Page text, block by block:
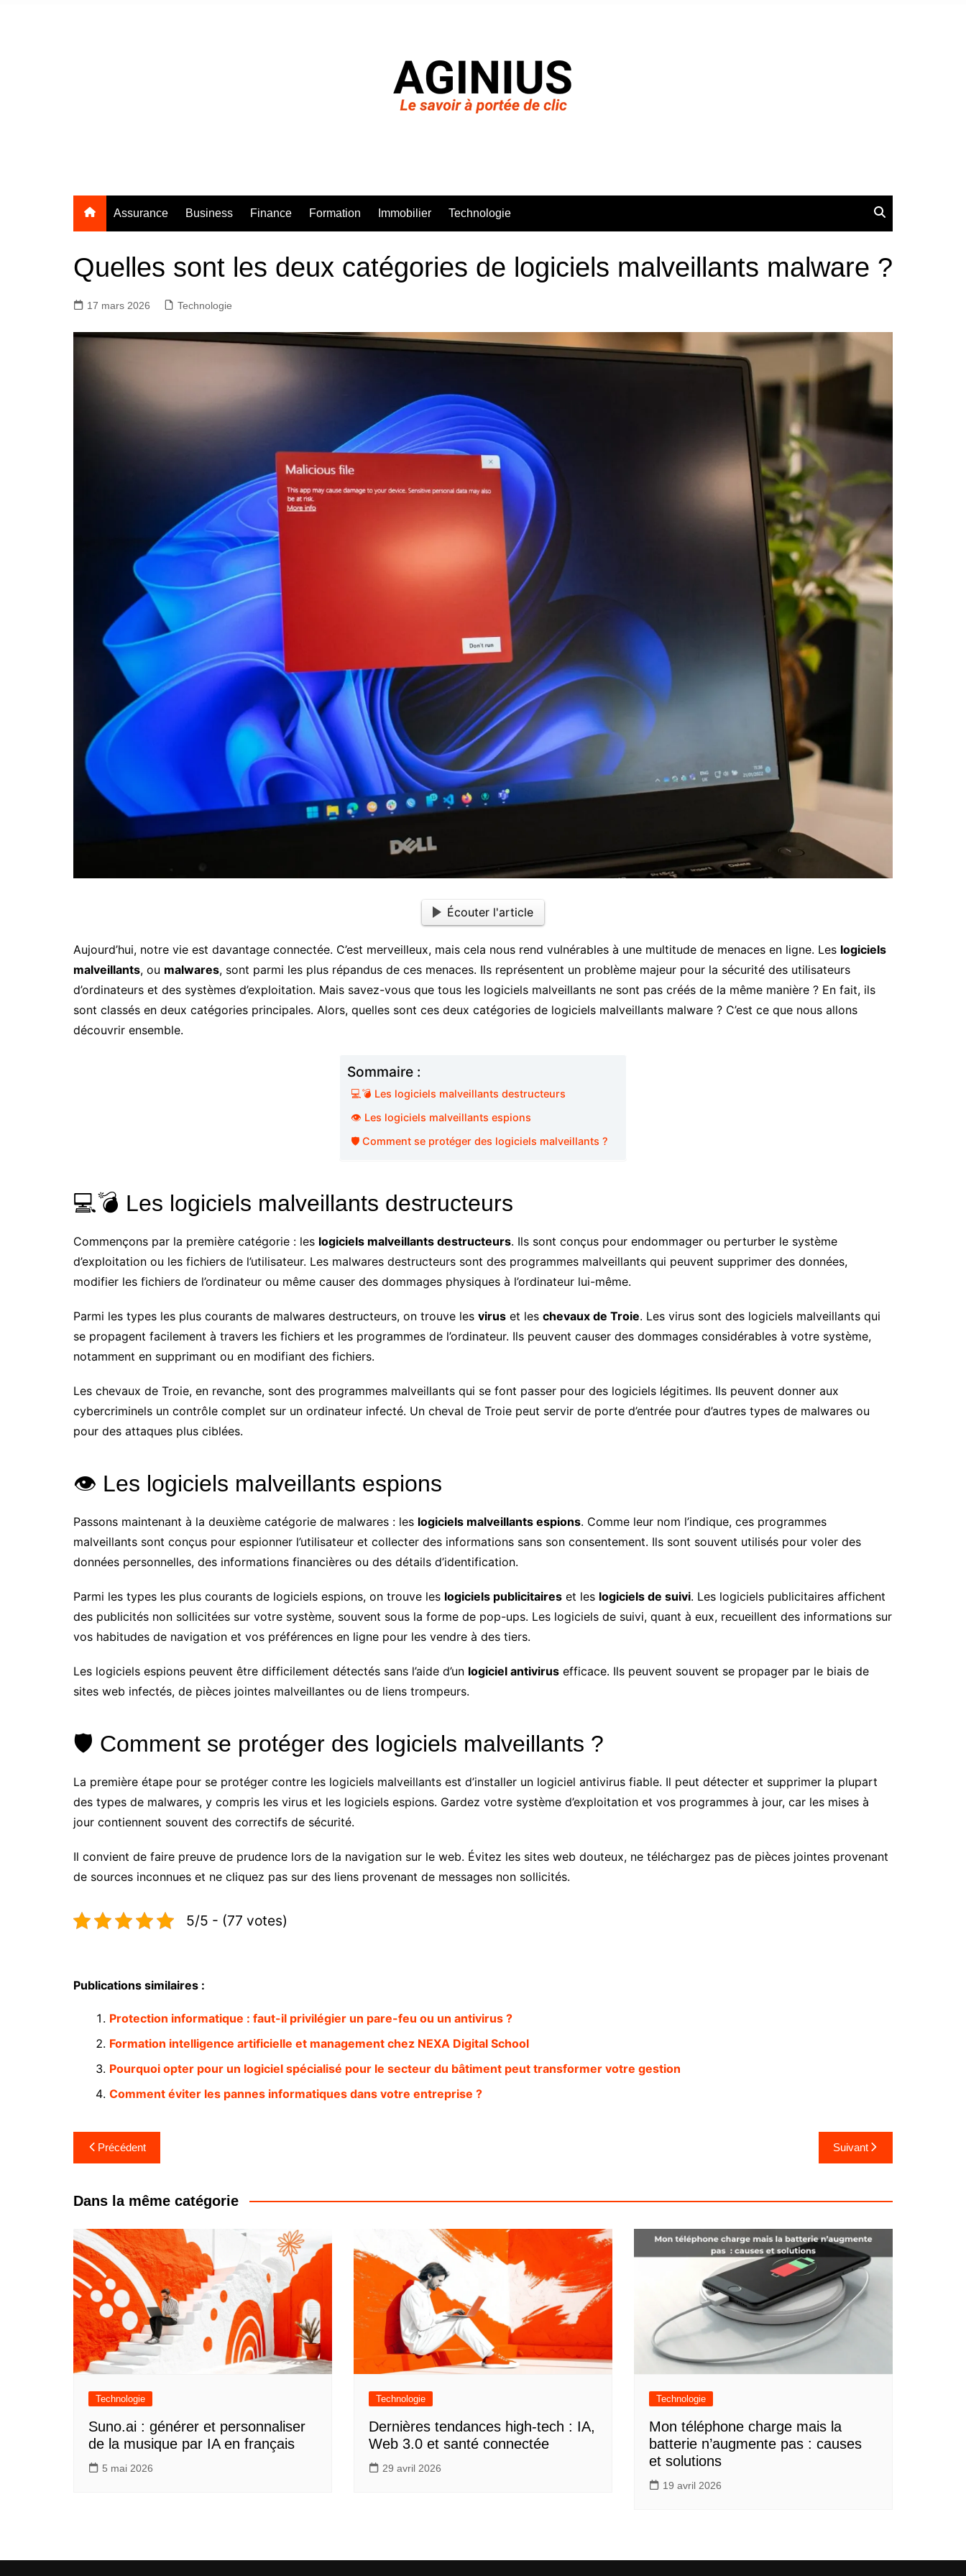
Assurance Business Finance Formation Immobilier Technologie
Quelles sont les deux catégories de logiciels malveillants malware ?
17 mars 2026 Technologie
Écouter l'article
Aujourd’hui, notre vie est davantage connectée. C’est merveilleux, mais cela nous rend vulnérables à une multitude de menaces en ligne. Les logiciels
malveillants, ou malwares, sont parmi les plus répandus de ces menaces. Ils représentent un problème majeur pour la sécurité des utilisateurs
d’ordinateurs et des systèmes d’exploitation. Mais savez-vous que tous les logiciels malveillants ne sont pas créés de la même manière ? En fait, ils
sont classés en deux catégories principales. Alors, quelles sont ces deux catégories de logiciels malveillants malware ? C’est ce que nous allons
découvrir ensemble.
Sommaire :
💻💣 Les logiciels malveillants destructeurs
👁️ Les logiciels malveillants espions
🛡️ Comment se protéger des logiciels malveillants ?
💻💣 Les logiciels malveillants destructeurs
Commençons par la première catégorie : les logiciels malveillants destructeurs. Ils sont conçus pour endommager ou perturber le système
d’exploitation ou les fichiers de l’utilisateur. Les malwares destructeurs sont des programmes malveillants qui peuvent supprimer des données,
modifier les fichiers de l’ordinateur ou même causer des dommages physiques à l’ordinateur lui-même.
Parmi les types les plus courants de malwares destructeurs, on trouve les virus et les chevaux de Troie. Les virus sont des logiciels malveillants qui
se propagent facilement à travers les fichiers et les programmes de l’ordinateur. Ils peuvent causer des dommages considérables à votre système,
notamment en supprimant ou en modifiant des fichiers.
Les chevaux de Troie, en revanche, sont des programmes malveillants qui se font passer pour des logiciels légitimes. Ils peuvent donner aux
cybercriminels un contrôle complet sur un ordinateur infecté. Un cheval de Troie peut servir de porte d’entrée pour d’autres types de malwares ou
pour des attaques plus ciblées.
👁️ Les logiciels malveillants espions
Passons maintenant à la deuxième catégorie de malwares : les logiciels malveillants espions. Comme leur nom l’indique, ces programmes
malveillants sont conçus pour espionner l’utilisateur et collecter des informations sans son consentement. Ils sont souvent utilisés pour voler des
données personnelles, des informations financières ou des détails d’identification.
Parmi les types les plus courants de logiciels espions, on trouve les logiciels publicitaires et les logiciels de suivi. Les logiciels publicitaires affichent
des publicités non sollicitées sur votre système, souvent sous la forme de pop-ups. Les logiciels de suivi, quant à eux, recueillent des informations sur
vos habitudes de navigation et vos préférences en ligne pour les vendre à des tiers.
Les logiciels espions peuvent être difficilement détectés sans l’aide d’un logiciel antivirus efficace. Ils peuvent souvent se propager par le biais de
sites web infectés, de pièces jointes malveillantes ou de liens trompeurs.
🛡️ Comment se protéger des logiciels malveillants ?
La première étape pour se protéger contre les logiciels malveillants est d’installer un logiciel antivirus fiable. Il peut détecter et supprimer la plupart
des types de malwares, y compris les virus et les logiciels espions. Gardez votre système d’exploitation et vos programmes à jour, car les mises à
jour contiennent souvent des correctifs de sécurité.
Il convient de faire preuve de prudence lors de la navigation sur le web. Évitez les sites web douteux, ne téléchargez pas de pièces jointes provenant
de sources inconnues et ne cliquez pas sur des liens provenant de messages non sollicités.
5/5 - (77 votes)
Publications similaires :
Protection informatique : faut-il privilégier un pare-feu ou un antivirus ?
Formation intelligence artificielle et management chez NEXA Digital School
Pourquoi opter pour un logiciel spécialisé pour le secteur du bâtiment peut transformer votre gestion
Comment éviter les pannes informatiques dans votre entreprise ?
Navigation
de
l’article
Précédent Suivant
Dans la même catégorie
Technologie
Suno.ai : générer et personnaliser
de la musique par IA en français
5 mai 2026
Technologie
Dernières tendances high-tech : IA,
Web 3.0 et santé connectée
29 avril 2026
Technologie
Mon téléphone charge mais la
batterie n’augmente pas : causes
et solutions
19 avril 2026